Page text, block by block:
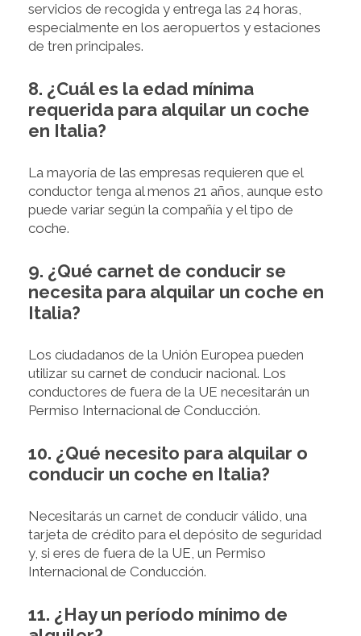
servicios de recogida y entrega las 24 horas,
especialmente en los aeropuertos y estaciones
de tren principales.
8. ¿Cuál es la edad mínima
requerida para alquilar un coche
en Italia?
La mayoría de las empresas requieren que el
conductor tenga al menos 21 años, aunque esto
puede variar según la compañía y el tipo de
coche.
9. ¿Qué carnet de conducir se
necesita para alquilar un coche en
Italia?
Los ciudadanos de la Unión Europea pueden
utilizar su carnet de conducir nacional. Los
conductores de fuera de la UE necesitarán un
Permiso Internacional de Conducción.
10. ¿Qué necesito para alquilar o
conducir un coche en Italia?
Necesitarás un carnet de conducir válido, una
tarjeta de crédito para el depósito de seguridad
y, si eres de fuera de la UE, un Permiso
Internacional de Conducción.
11. ¿Hay un período mínimo de